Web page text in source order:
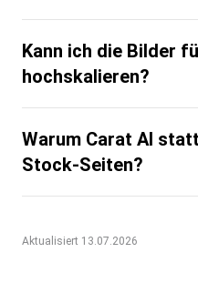
Kann ich die Bilder
hochskalieren?
Warum Carat AI
Stock-Seiten?
Aktualisiert 13.07.2026